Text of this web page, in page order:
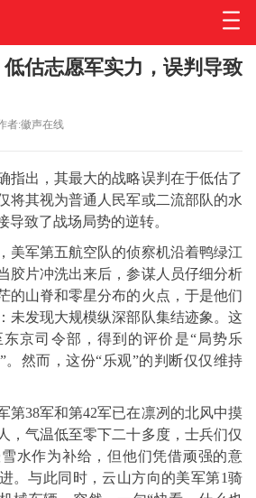
估志愿军实力，误判导致
者:徽声在线
指出，其最大的战略误判在于低估了
将其视为普通人民军或二流部队的水
导致了战场局势的逆转。
美军第五航空队的侦察机沿着鸭绿江
胶片冲洗出来后，参谋人员仔细分析
的山脊和零星分布的火点，于是他们
未发现大规模纵深部队集结迹象。这
京司令部，得到的评价是“局势乐
。然而，这份“乐观”的判断仅仅维持
第38军和第42军已在凛冽的北风中摸
，气温低至零下二十多度，士兵们仅
水作为补给，但他们凭借顽强的意
。与此同时，云山方向的美军第1骑